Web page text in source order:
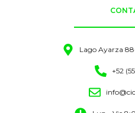
Lago Ayarza
+52